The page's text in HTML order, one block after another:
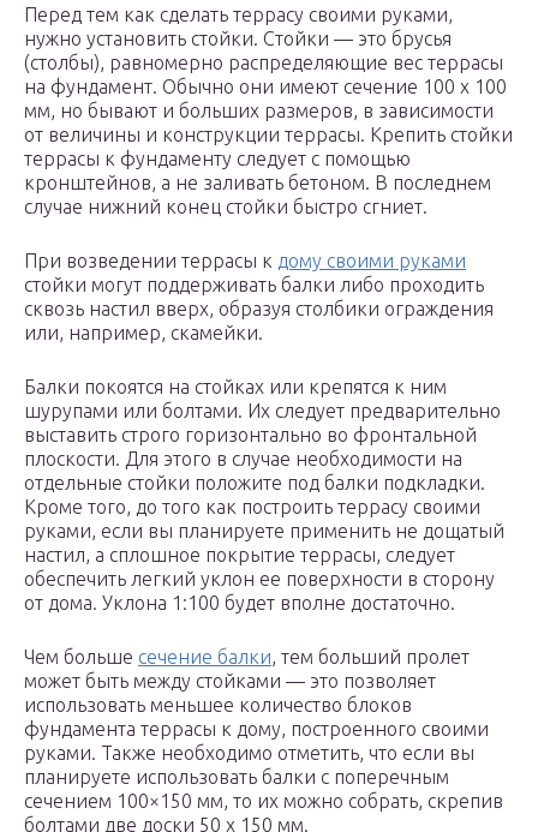
Перед тем как сделать террасу своими руками,
нужно установить стойки. Стойки — это брусья
(столбы), равномерно распределяющие вес террасы
на фундамент. Обычно они имеют сечение 100 х 100
мм, но бывают и больших размеров, в зависимости
от величины и конструкции террасы. Крепить стойки
террасы к фундаменту следует с помощью
кронштейнов, а не заливать бетоном. В последнем
случае нижний конец стойки быстро сгниет.
При возведении террасы к дому своими руками
стойки могут поддерживать балки либо проходить
сквозь настил вверх, образуя столбики ограждения
или, например, скамейки.
Балки покоятся на стойках или крепятся к ним
шурупами или болтами. Их следует предварительно
выставить строго горизонтально во фронтальной
плоскости. Для этого в случае необходимости на
отдельные стойки положите под балки подкладки.
Кроме того, до того как построить террасу своими
руками, если вы планируете применить не дощатый
настил, а сплошное покрытие террасы, следует
обеспечить легкий уклон ее поверхности в сторону
от дома. Уклона 1:100 будет вполне достаточно.
Чем больше сечение балки, тем больший пролет
может быть между стойками — это позволяет
использовать меньшее количество блоков
фундамента террасы к дому, построенного своими
руками. Также необходимо отметить, что если вы
планируете использовать балки с поперечным
сечением 100×150 мм, то их можно собрать, скрепив
болтами две доски 50 х 150 мм.